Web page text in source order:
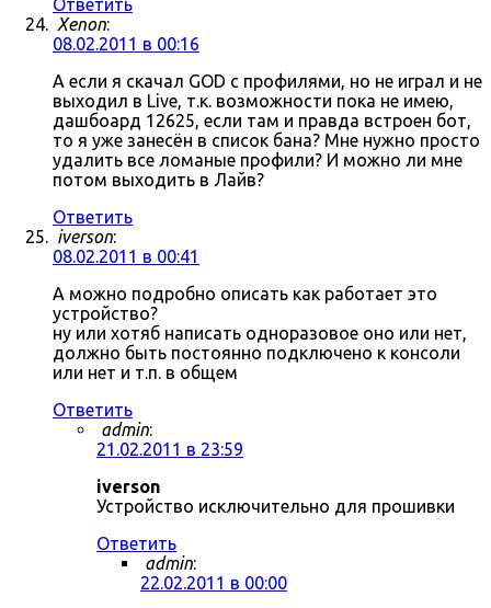
Ответить
Xenon:
08.02.2011 в 00:16
А если я скачал GOD с профилями, но не играл и не
выходил в Live, т.к. возможности пока не имею,
дашбоард 12625, если там и правда встроен бот,
то я уже занесён в список бана? Мне нужно просто
удалить все ломаные профили? И можно ли мне
потом выходить в Лайв?
Ответить
iverson:
08.02.2011 в 00:41
А можно подробно описать как работает это
устройство?
ну или хотяб написать одноразовое оно или нет,
должно быть постоянно подключено к консоли
или нет и т.п. в общем
Ответить
admin:
21.02.2011 в 23:59
iverson
Устройство исключительно для прошивки
Ответить
admin:
22.02.2011 в 00:00